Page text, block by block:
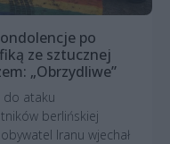
po
ze sztucznej
„Obrzydliwe”
do ataku
berlińskiej
Iranu wjechał